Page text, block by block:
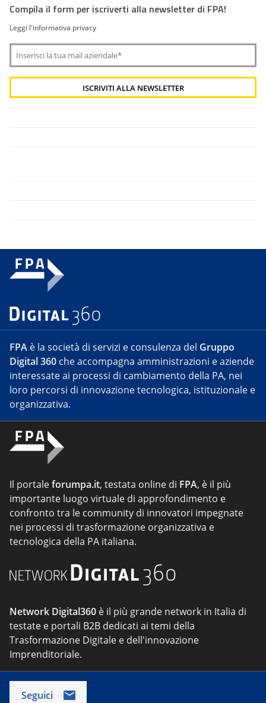
Compila il form per iscriverti alla newsletter di FPA!
Leggi l'informativa privacy
FPA è la società di servizi e consulenza del Gruppo
Digital 360 che accompagna amministrazioni e aziende
interessate ai processi di cambiamento della PA, nei
loro percorsi di innovazione tecnologica, istituzionale e
organizzativa.
Il portaleforumpa.it, testata online di FPA, è il più
importante luogo virtuale di approfondimento e
confronto tra le community di innovatori impegnate
nei processi di trasformazione organizzativa e
tecnologica della PA italiana.
Network Digital360 è il più grande network in Italia di
testate e portali B2B dedicati ai temi della
Trasformazione Digitale e dell'innovazione
Imprenditoriale.
Seguici